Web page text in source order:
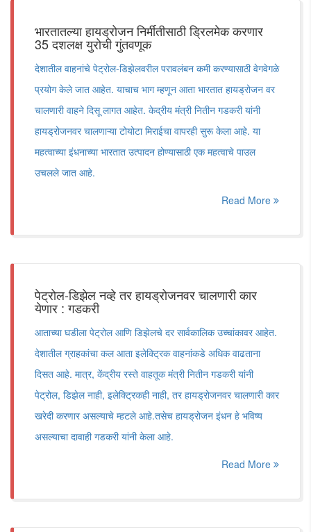
भारतातल्या हायड्रोजन निर्मीतीसाठी ड्रिलमेक करणार
35 दशलक्ष युरोची गुंतवणूक
देशातील वाहनांचे पेट्रोल-डिझेलवरील परावलंबन कमी करण्यासाठी वेगवेगळे
प्रयोग केले जात आहेत. याचाच भाग म्हणून आता भारतात हायड्रोजन वर
चालणारी वाहने दिसू लागत आहेत. केद्रीय मंत्री नितीन गडकरी यांनी
हायड्रोजनवर चालणाऱ्या टोयोटा मिराईचा वापरही सुरू केला आहे. या
महत्वाच्या इंधनाच्या भारतात उत्पादन होण्यासाठी एक महत्वाचे पाउल
उचलले जात आहे.
Read More
पेट्रोल-डिझेल नव्हे तर हायड्रोजनवर चालणारी कार
येणार : गडकरी
आताच्या घडीला पेट्रोल आणि डिझेलचे दर सार्वकालिक उच्चांकावर आहेत.
देशातील ग्राहकांचा कल आता इलेक्ट्रिक वाहनांकडे अधिक वाढताना
दिसत आहे. मात्र, केंद्रीय रस्ते वाहतूक मंत्री नितीन गडकरी यांनी
पेट्रोल, डिझेल नाही, इलेक्ट्रिकही नाही, तर हायड्रोजनवर चालणारी कार
खरेदी करणार असल्याचे म्हटले आहे.तसेच हायड्रोजन इंधन हे भविष्य
असल्याचा दावाही गडकरी यांनी केला आहे.
Read More